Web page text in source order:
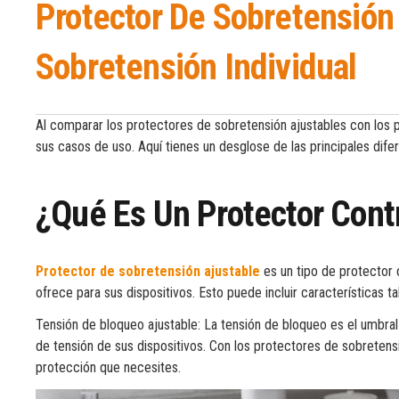
Protector De
Sobretensión Individual
Al comparar los protectores de sobretensión ajustables con
sus casos de uso. Aquí tienes un desglose de las principales
¿Qué Es Un Protector
Protector de sobretensión ajustable es un tipo de protector
ofrece para sus dispositivos. Esto puede incluir características
Tensión de bloqueo ajustable: La tensión de bloqueo es el
de tensión de sus dispositivos. Con los protectores de
protección que necesites.